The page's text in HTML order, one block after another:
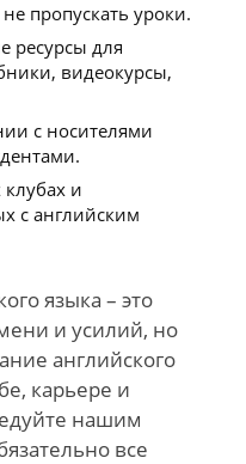
пропускать уроки.
ресурсы для
видеокурсы,
с носителями
и
с английским
языка – это
и усилий, но
английского
карьере и
нашим
все